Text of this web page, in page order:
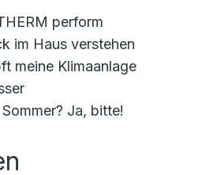
perform
im Haus verstehen
meine Klimaanlage
Ja, bitte!